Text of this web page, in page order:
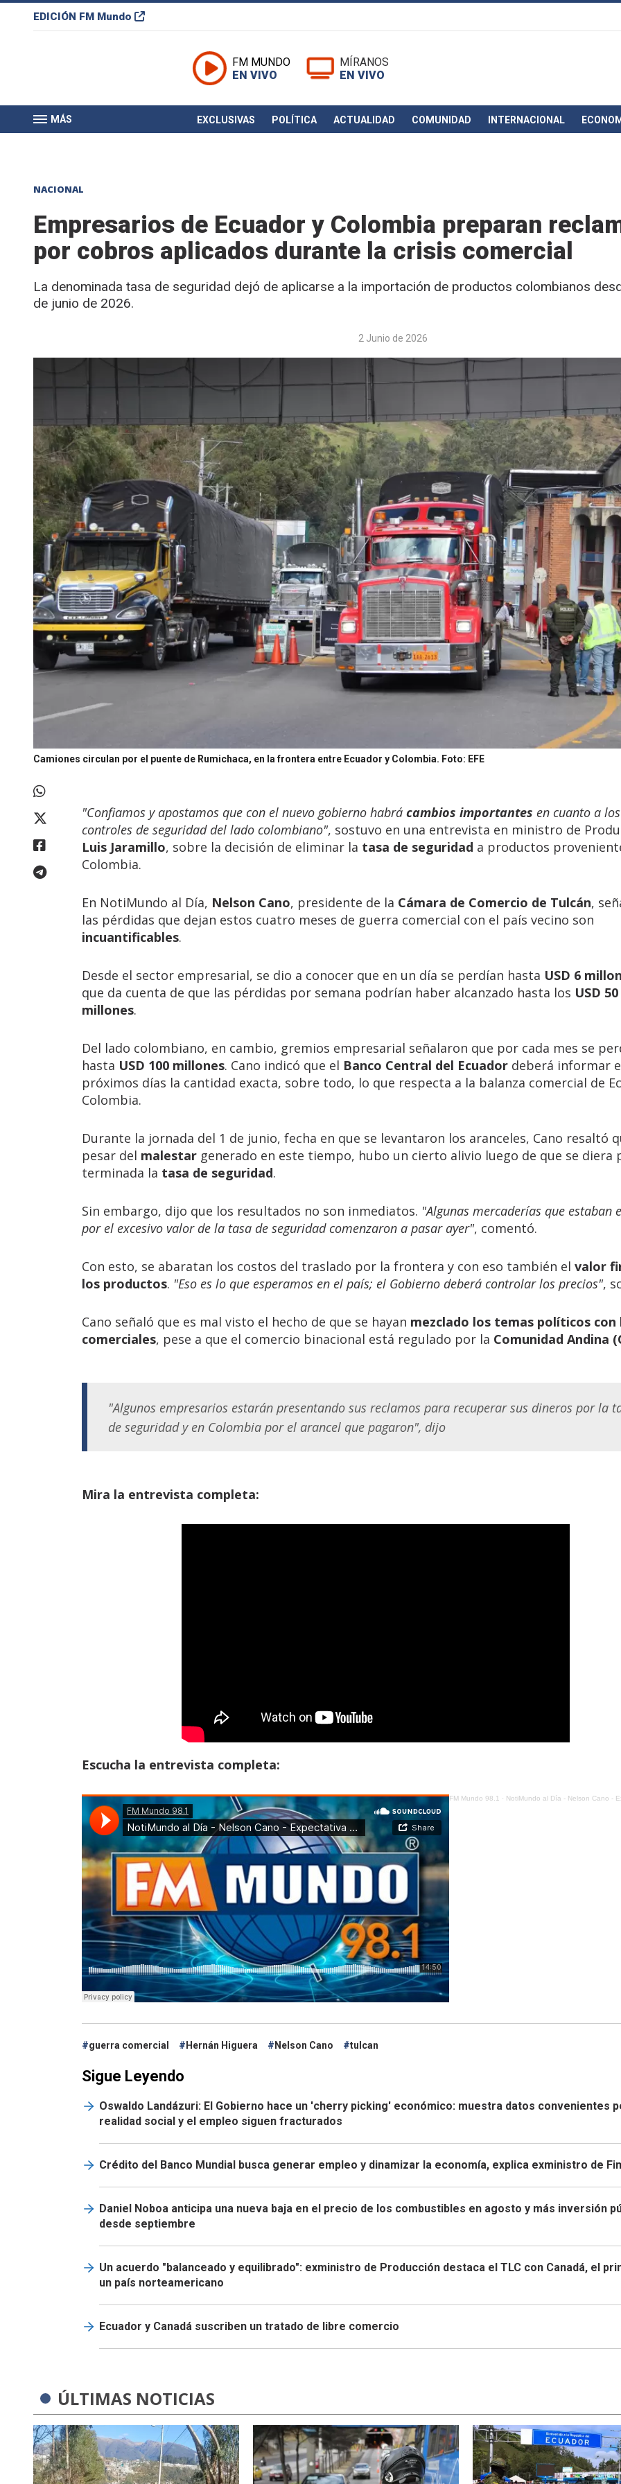
EDICIÓN FM Mundo
FM MUNDO
EN VIVO
MÍRANOS
EN VIVO
MÁS EXCLUSIVAS POLÍTICA ACTUALIDAD COMUNIDAD INTERNACIONAL
NACIONAL
Empresarios de Ecuador y Colombia preparan
por cobros aplicados durante la crisis comercial
La denominada tasa de seguridad dejó de aplicarse a la importación de productos colombianos
de junio de 2026.
2 Junio de 2026
Camiones circulan por el puente de Rumichaca, en la frontera entre Ecuador y Colombia. Foto: EFE
"Confiamos y apostamos que con el nuevo gobierno habrá cambios importantes en cuanto a los
controles de seguridad del lado colombiano", sostuvo en una entrevista en ministro de
Luis Jaramillo, sobre la decisión de eliminar la tasa de seguridad a productos
Colombia.
En NotiMundo al Día, Nelson Cano, presidente de la Cámara de Comercio de Tulcán,
las pérdidas que dejan estos cuatro meses de guerra comercial con el país vecino son
incuantificables.
Desde el sector empresarial, se dio a conocer que en un día se perdían hasta USD 6
que da cuenta de que las pérdidas por semana podrían haber alcanzado hasta los USD 50
millones.
Del lado colombiano, en cambio, gremios empresarial señalaron que por cada mes se
hasta USD 100 millones. Cano indicó que el Banco Central del Ecuador deberá informar
próximos días la cantidad exacta, sobre todo, lo que respecta a la balanza comercial de
Colombia.
Durante la jornada del 1 de junio, fecha en que se levantaron los aranceles, Cano resaltó
pesar del malestar generado en este tiempo, hubo un cierto alivio luego de que se diera
terminada la tasa de seguridad.
Sin embargo, dijo que los resultados no son inmediatos. "Algunas mercaderías que estaban
por el excesivo valor de la tasa de seguridad comenzaron a pasar ayer", comentó.
Con esto, se abaratan los costos del traslado por la frontera y con eso también el valor
los productos. "Eso es lo que esperamos en el país; el Gobierno deberá controlar los precios",
Cano señaló que es mal visto el hecho de que se hayan mezclado los temas políticos con
comerciales, pese a que el comercio binacional está regulado por la Comunidad Andina
"Algunos empresarios estarán presentando sus reclamos para recuperar sus dineros por la
de seguridad y en Colombia por el arancel que pagaron", dijo
Mira la entrevista completa:
Escucha la entrevista completa:
FM Mundo 98.1 · NotiMundo al Día - Nelson Cano - Expectativa tras el fin de la guerra
guerra comercial Hernán Higuera Nelson Cano tulcan
Sigue Leyendo
Oswaldo Landázuri: El Gobierno hace un 'cherry picking' económico: muestra datos convenientes
realidad social y el empleo siguen fracturados
Crédito del Banco Mundial busca generar empleo y dinamizar la economía, explica exministro de
Daniel Noboa anticipa una nueva baja en el precio de los combustibles en agosto y más inversión
desde septiembre
Un acuerdo "balanceado y equilibrado": exministro de Producción destaca el TLC con Canadá, el
un país norteamericano
Ecuador y Canadá suscriben un tratado de libre comercio
ÚLTIMAS NOTICIAS